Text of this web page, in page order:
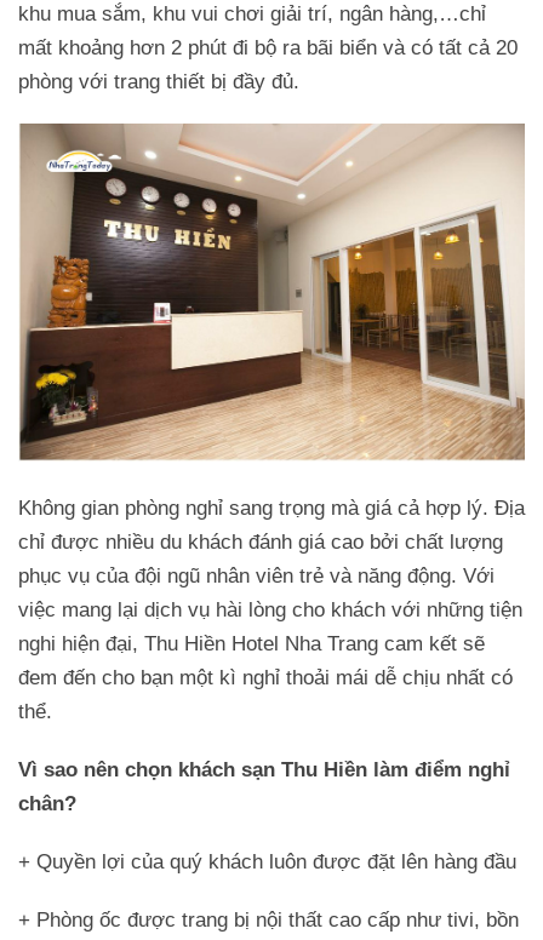
khu mua sắm, khu vui chơi giải trí, ngân hàng,…chỉ
mất khoảng hơn 2 phút đi bộ ra bãi biển và có tất cả 20
phòng với trang thiết bị đầy đủ.
Không gian phòng nghỉ sang trọng mà giá cả hợp lý. Địa
chỉ được nhiều du khách đánh giá cao bởi chất lượng
phục vụ của đội ngũ nhân viên trẻ và năng động. Với
việc mang lại dịch vụ hài lòng cho khách với những tiện
nghi hiện đại, Thu Hiền Hotel Nha Trang cam kết sẽ
đem đến cho bạn một kì nghỉ thoải mái dễ chịu nhất có
thể.
Vì sao nên chọn khách sạn Thu Hiền làm điểm nghỉ
chân?
+ Quyền lợi của quý khách luôn được đặt lên hàng đầu
+ Phòng ốc được trang bị nội thất cao cấp như tivi, bồn